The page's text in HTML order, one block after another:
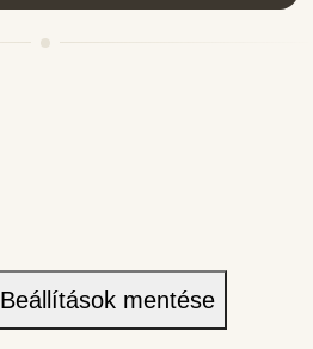
Beállítások mentése